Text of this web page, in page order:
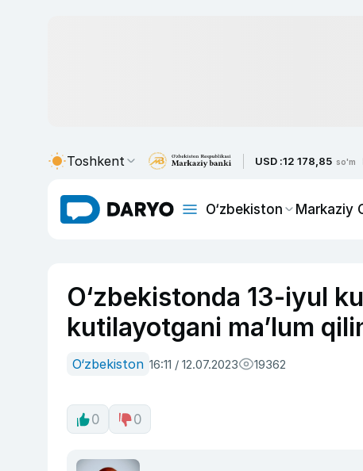
Toshkent USD :12 178,85 so'm
O‘zbekiston Markaziy
O‘zbekistonda 13-iyul
kutilayotgani ma’lum
O‘zbekiston 16:11 / 12.07.2023 19362
0 0